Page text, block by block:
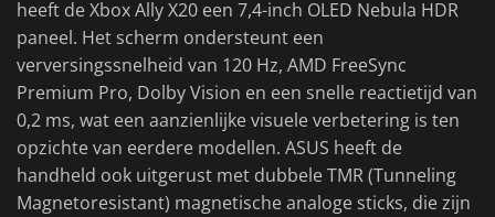
heeft de Xbox Ally X20 een 7,4-inch OLED Nebula HDR
paneel. Het scherm ondersteunt een
verversingssnelheid van 120 Hz, AMD FreeSync
Premium Pro, Dolby Vision en een snelle reactietijd van
0,2 ms, wat een aanzienlijke visuele verbetering is ten
opzichte van eerdere modellen. ASUS heeft de
handheld ook uitgerust met dubbele TMR (Tunneling
Magnetoresistant) magnetische analoge sticks, die zijn